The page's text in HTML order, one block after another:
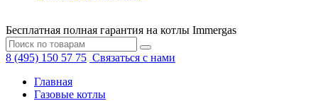
Бесплатная полная гарантия на котлы Immergas
8 (495) 150 57 75 Связаться с нами
Главная
Газовые котлы